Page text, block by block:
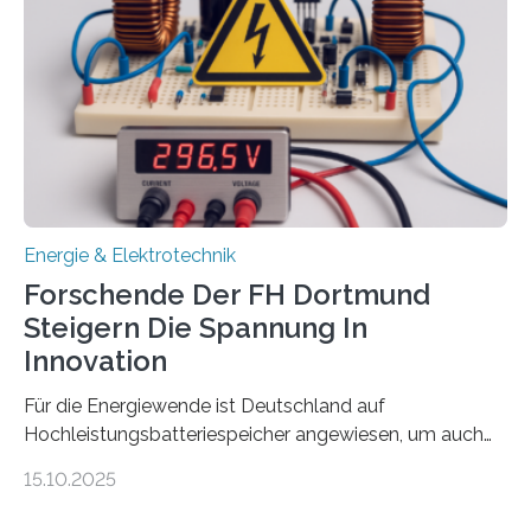
Gesamtsumme von mehr als zwei Millionen Euro.
Damit zählt die Hochschule zu den großen
Gewinnerinnen der aktuellen Förderrunde des
Bayerischen Wissenschaftsministeriums. Im
Mittelpunkt steht der direkte Wissenstransfer: Neue
wissenschaftliche Erkenntnisse sollen rasch in die
Energie & Elektrotechnik
Forschende Der FH Dortmund
Steigern Die Spannung In
Innovation
Für die Energiewende ist Deutschland auf
Hochleistungsbatteriespeicher angewiesen, um auch
Doch mit der immensen Zahl einzelner Batteriezellen,
15.10.2025